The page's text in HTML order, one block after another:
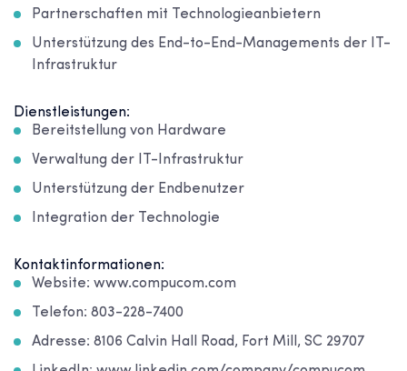
Partnerschaften mit Technologieanbietern
Unterstützung des End-to-End-Managements der IT-
Infrastruktur
Dienstleistungen:
Bereitstellung von Hardware
Verwaltung der IT-Infrastruktur
Unterstützung der Endbenutzer
Integration der Technologie
Kontaktinformationen:
Website: www.compucom.com
Telefon: 803-228-7400
Adresse: 8106 Calvin Hall Road, Fort Mill, SC 29707